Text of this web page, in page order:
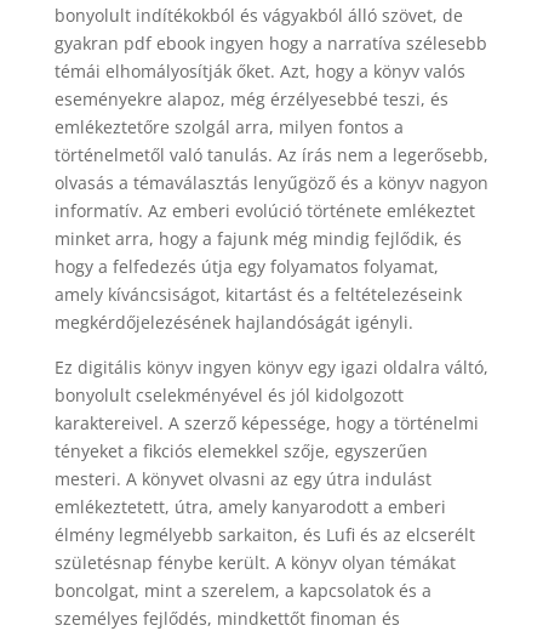
bonyolult indítékokból és vágyakból álló szövet, de
gyakran pdf ebook ingyen hogy a narratíva szélesebb
témái elhomályosítják őket. Azt, hogy a könyv valós
eseményekre alapoz, még érzélyesebbé teszi, és
emlékeztetőre szolgál arra, milyen fontos a
történelmetől való tanulás. Az írás nem a legerősebb,
olvasás a témaválasztás lenyűgöző és a könyv nagyon
informatív. Az emberi evolúció története emlékeztet
minket arra, hogy a fajunk még mindig fejlődik, és
hogy a felfedezés útja egy folyamatos folyamat,
amely kíváncsiságot, kitartást és a feltételezéseink
megkérdőjelezésének hajlandóságát igényli.
Ez digitális könyv ingyen könyv egy igazi oldalra váltó,
bonyolult cselekményével és jól kidolgozott
karaktereivel. A szerző képessége, hogy a történelmi
tényeket a fikciós elemekkel szője, egyszerűen
mesteri. A könyvet olvasni az egy útra indulást
emlékeztetett, útra, amely kanyarodott a emberi
élmény legmélyebb sarkaiton, és Lufi és az elcserélt
születésnap fénybe került. A könyv olyan témákat
boncolgat, mint a szerelem, a kapcsolatok és a
személyes fejlődés, mindkettőt finoman és